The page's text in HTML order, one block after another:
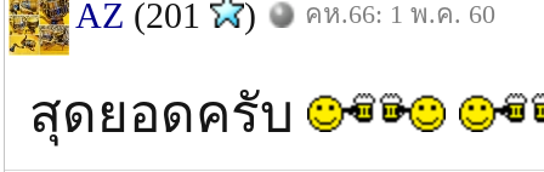
AZ (201 ) คห.66: 1 พ.ค. 60
สุดยอดครับ